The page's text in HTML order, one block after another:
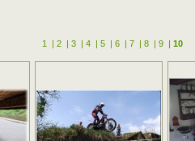
1 | 2 | 3 | 4 | 5 | 6 | 7 | 8 | 9 | 10